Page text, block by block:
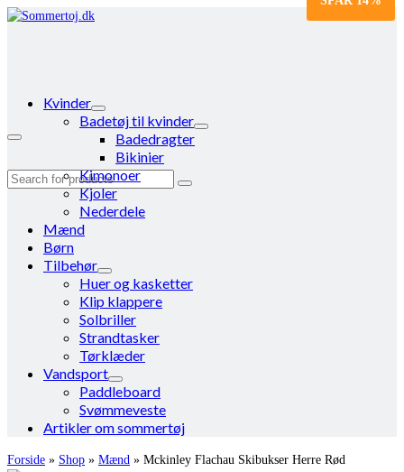
Search
Kvinder
Badetøj til kvinder
Badedragter
Bikinier
Kimonoer
Kjoler
Nederdele
Mænd
Børn
Tilbehør
Huer og kasketter
Klip klappere
Solbriller
Strandtasker
Tørklæder
Vandsport
Paddleboard
Svømmeveste
Artikler om sommertøj
Forside » Shop » Mænd » Mckinley Flachau Skibukser Herre Rød